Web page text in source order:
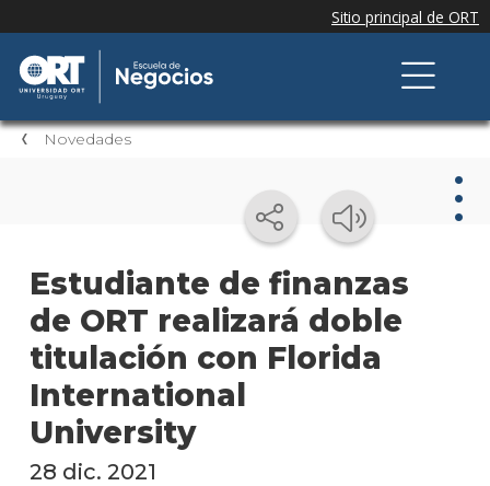
Novedades
Estudiante de finanzas
de ORT realizará doble
titulación con Florida
International
University
28 dic. 2021